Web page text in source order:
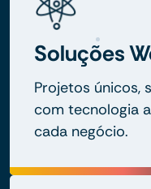
Soluções
Projetos únicos,
com tecnologia
cada negócio.